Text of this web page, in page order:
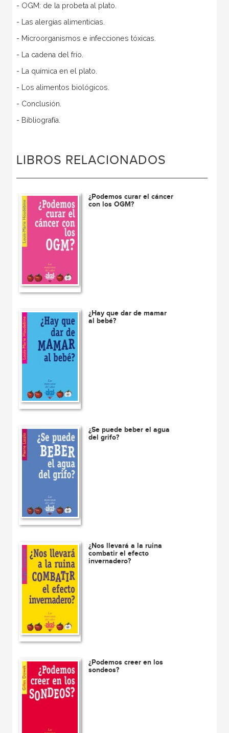
- OGM: de la probeta al plato.
- Las alergias alimenticias.
- Microorganismos e infecciones tóxicas.
- La cadena del frío.
- La química en el plato.
- Los alimentos biológicos.
- Conclusión.
- Bibliografía.
LIBROS RELACIONADOS
¿Podemos curar el cáncer
con los OGM?
¿Hay que dar de mamar
al bebé?
¿Se puede beber el agua
del grifo?
¿Nos llevará a la ruina
combatir el efecto
invernadero?
¿Podemos creer en los
sondeos?